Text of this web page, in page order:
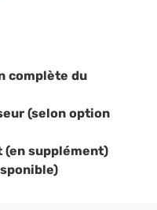
complète du
(selon option
(en supplément)